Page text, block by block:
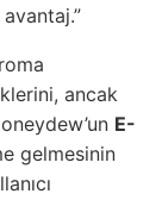
ancak
E-
gelmesinin